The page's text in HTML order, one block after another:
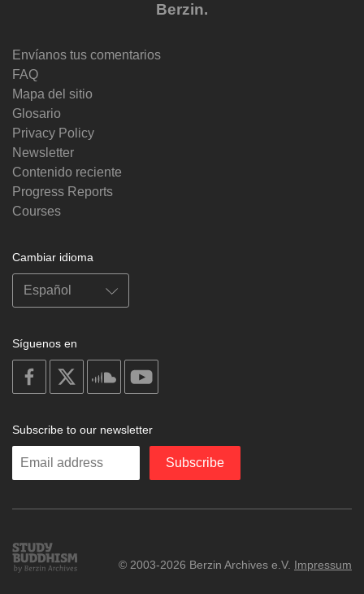
Berzin.
Envíanos tus comentarios
FAQ
Mapa del sitio
Glosario
Privacy Policy
Newsletter
Contenido reciente
Progress Reports
Courses
Cambiar idioma
Síguenos en
on
facebook
soundcloud
Subscribe to our newsletter
Enter
Subscribe
Study
Buddhism
© 2003-2026 Berzin Archives e.V. Impressum